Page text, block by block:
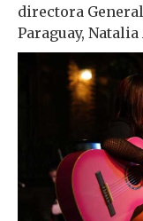
directora
Paraguay,